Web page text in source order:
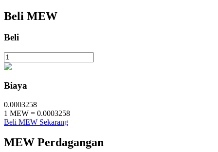
Raih keuntungan jangka panjang dan kepentingan fleksibel
Beli MEW
Beli
Biaya
0.0003258
1 MEW = 0.0003258
Beli MEW Sekarang
MEW Perdagangan